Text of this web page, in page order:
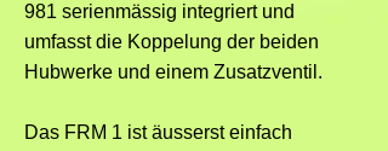
981 serienmässig integriert und
umfasst die Koppelung der beiden
Hubwerke und einem Zusatzventil.
Das FRM 1 ist äusserst einfach